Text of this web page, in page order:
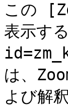
この
表示
は、
よび解